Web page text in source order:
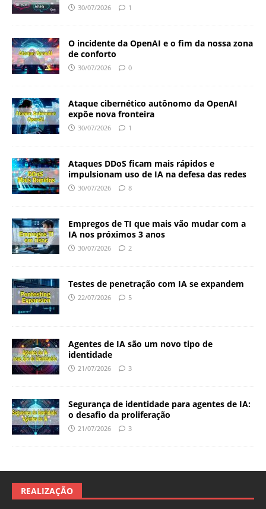
30/07/2026 1
O incidente da OpenAI e o fim da nossa zona
de conforto
30/07/2026 0
Ataque cibernético autônomo da OpenAI
expõe nova fronteira
30/07/2026 1
Ataques DDoS ficam mais rápidos e
impulsionam uso de IA na defesa das redes
30/07/2026 8
Empregos de TI que mais vão mudar com a
IA nos próximos 3 anos
30/07/2026 2
Testes de penetração com IA se expandem
22/07/2026 5
Agentes de IA são um novo tipo de
identidade
21/07/2026 3
Segurança de identidade para agentes de IA:
o desafio da proliferação
21/07/2026 3
REALIZAÇÃO